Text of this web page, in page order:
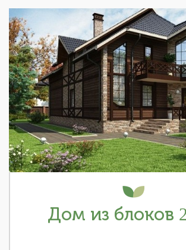
Дом из блоков